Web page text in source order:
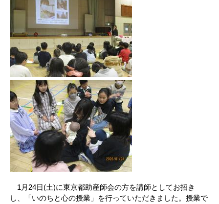
1月24日(土)に東京都助産師会の方を講師としてお招き
し、「いのちと心の授業」を行っていただきました。授業で